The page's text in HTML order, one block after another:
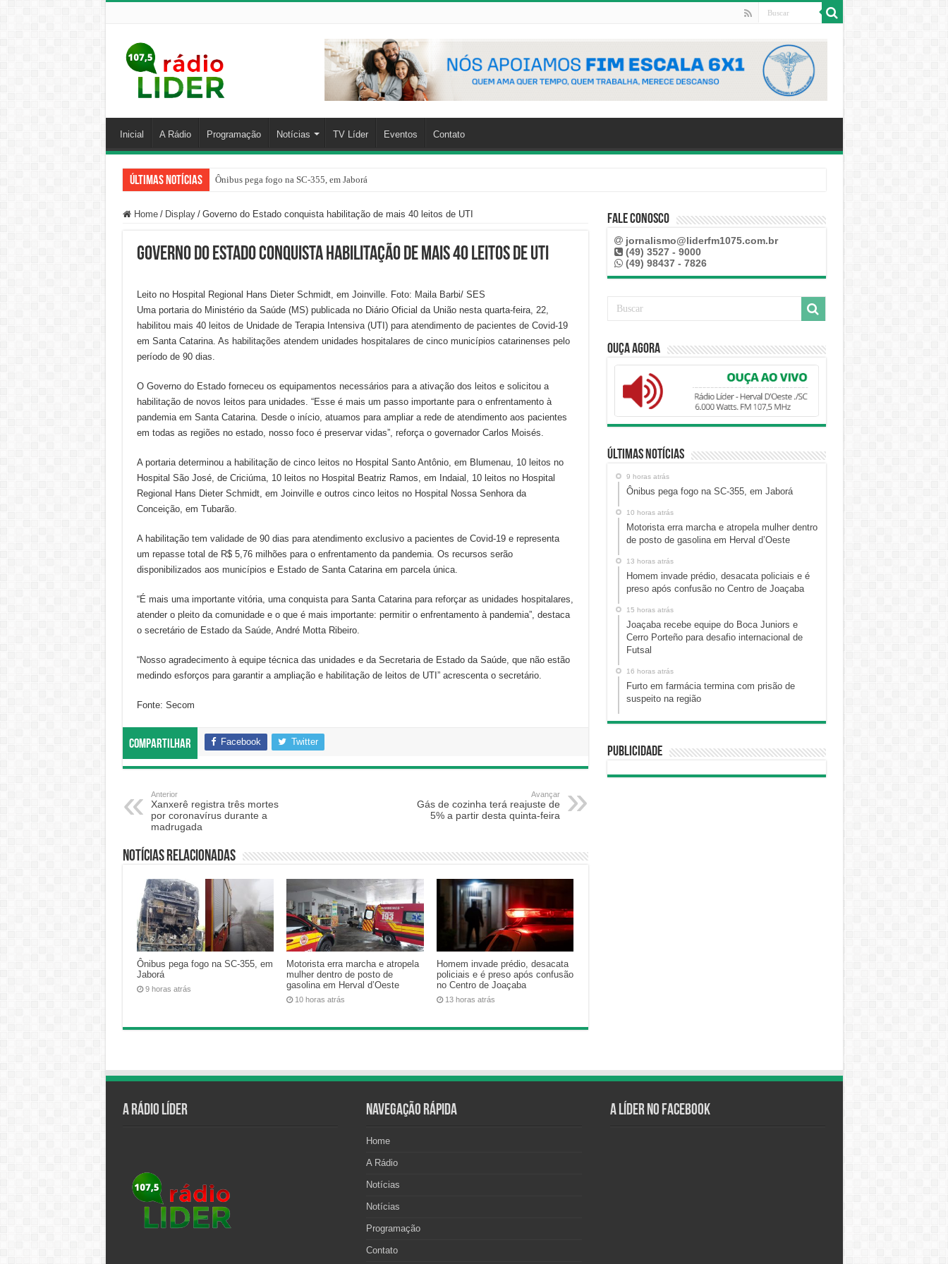
Inicial A Rádio Programação Notícias TV Líder Eventos Contato
Últimas Notícias Ônibus pega fogo na SC-355, em Jaborá
Home / Display / Governo do Estado conquista habilitação de mais 40 leitos de UTI
Governo do Estado conquista habilitação de mais 40 leitos de UTI
Leito no Hospital Regional Hans Dieter Schmidt, em Joinville. Foto: Maila Barbi/ SES
Uma portaria do Ministério da Saúde (MS) publicada no Diário Oficial da União nesta quarta-feira, 22,
habilitou mais 40 leitos de Unidade de Terapia Intensiva (UTI) para atendimento de pacientes de Covid-19
em Santa Catarina. As habilitações atendem unidades hospitalares de cinco municípios catarinenses pelo
período de 90 dias.
O Governo do Estado forneceu os equipamentos necessários para a ativação dos leitos e solicitou a
habilitação de novos leitos para unidades. “Esse é mais um passo importante para o enfrentamento à
pandemia em Santa Catarina. Desde o início, atuamos para ampliar a rede de atendimento aos pacientes
em todas as regiões no estado, nosso foco é preservar vidas”, reforça o governador Carlos Moisés.
A portaria determinou a habilitação de cinco leitos no Hospital Santo Antônio, em Blumenau, 10 leitos no
Hospital São José, de Criciúma, 10 leitos no Hospital Beatriz Ramos, em Indaial, 10 leitos no Hospital
Regional Hans Dieter Schmidt, em Joinville e outros cinco leitos no Hospital Nossa Senhora da
Conceição, em Tubarão.
A habilitação tem validade de 90 dias para atendimento exclusivo a pacientes de Covid-19 e representa
um repasse total de R$ 5,76 milhões para o enfrentamento da pandemia. Os recursos serão
disponibilizados aos municípios e Estado de Santa Catarina em parcela única.
“É mais uma importante vitória, uma conquista para Santa Catarina para reforçar as unidades hospitalares,
atender o pleito da comunidade e o que é mais importante: permitir o enfrentamento à pandemia”, destaca
o secretário de Estado da Saúde, André Motta Ribeiro.
“Nosso agradecimento à equipe técnica das unidades e da Secretaria de Estado da Saúde, que não estão
medindo esforços para garantir a ampliação e habilitação de leitos de UTI” acrescenta o secretário.
Fonte: Secom
Compartilhar Facebook Twitter
Anterior
Xanxerê registra três mortes
por coronavírus durante a
madrugada
Avançar
Gás de cozinha terá reajuste de
5% a partir desta quinta-feira
Notícias relacionadas
Ônibus pega fogo na SC-355, em
Jaborá
9 horas atrás
Motorista erra marcha e atropela
mulher dentro de posto de
gasolina em Herval d’Oeste
10 horas atrás
Homem invade prédio, desacata
policiais e é preso após confusão
no Centro de Joaçaba
13 horas atrás
Fale Conosco
jornalismo@liderfm1075.com.br
(49) 3527 - 9000
(49) 98437 - 7826
Ouça Agora
Últimas Notícias
9 horas atrás
Ônibus pega fogo na SC-355, em Jaborá
10 horas atrás
Motorista erra marcha e atropela mulher dentro
de posto de gasolina em Herval d’Oeste
13 horas atrás
Homem invade prédio, desacata policiais e é
preso após confusão no Centro de Joaçaba
15 horas atrás
Joaçaba recebe equipe do Boca Juniors e
Cerro Porteño para desafio internacional de
Futsal
16 horas atrás
Furto em farmácia termina com prisão de
suspeito na região
Publicidade
A Rádio Líder Navegação Rápida
Home
A Rádio
Notícias
Notícias
Programação
Contato
A Líder no Facebook